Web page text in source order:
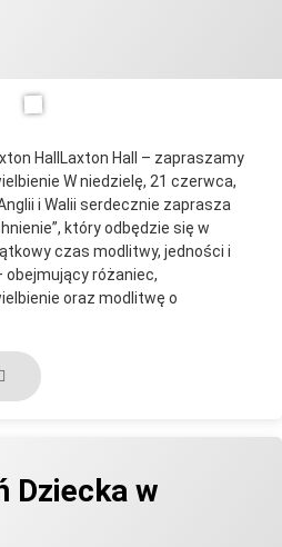
HallLaxton Hall – zapraszamy
W niedzielę, 21 czerwca,
i Walii serdecznie zaprasza
który odbędzie się w
czas modlitwy, jedności i
różaniec,
oraz modlitwę o
WSPÓLNOT – w Laxton Hall
Dziecka w